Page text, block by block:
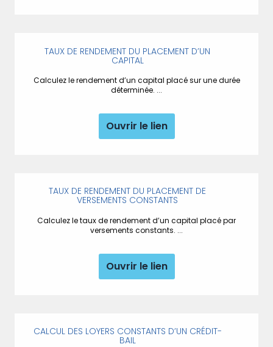
TAUX DE RENDEMENT DU PLACEMENT D’UN
CAPITAL
Calculez le rendement d’un capital placé sur une durée
déterminée. ...
Ouvrir le lien
TAUX DE RENDEMENT DU PLACEMENT DE
VERSEMENTS CONSTANTS
Calculez le taux de rendement d’un capital placé par
versements constants. ...
Ouvrir le lien
CALCUL DES LOYERS CONSTANTS D’UN CRÉDIT-
BAIL